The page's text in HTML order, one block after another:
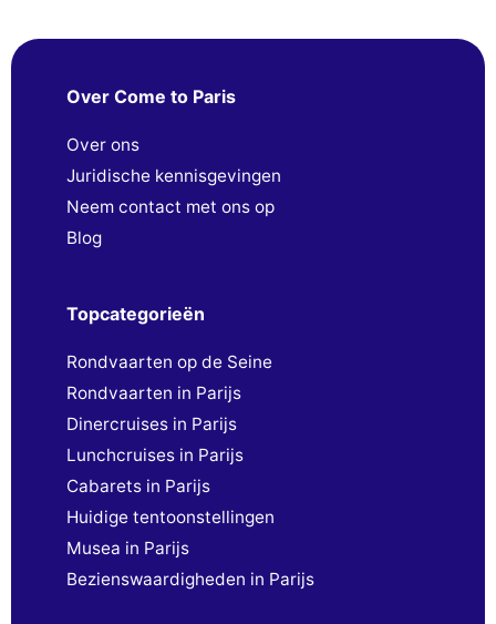
Over Come to Paris
Over ons
Juridische kennisgevingen
Neem contact met ons op
Blog
Topcategorieën
Rondvaarten op de Seine
Rondvaarten in Parijs
Dinercruises in Parijs
Lunchcruises in Parijs
Cabarets in Parijs
Huidige tentoonstellingen
Musea in Parijs
Bezienswaardigheden in Parijs